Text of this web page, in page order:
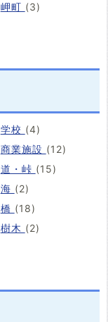
岬町 (3)
学校 (4)
商業施設 (12)
道・峠 (15)
海 (2)
橋 (18)
樹木 (2)